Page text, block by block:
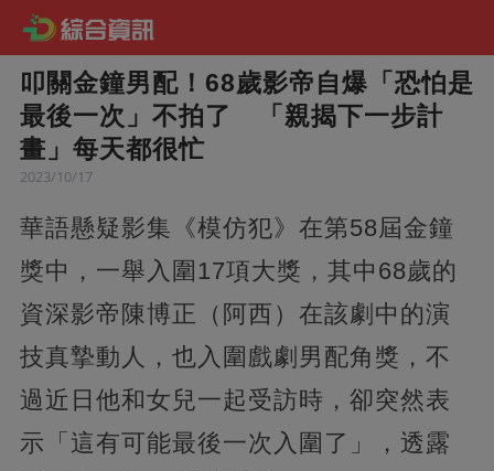
叩關金鐘男配！68歲影帝自爆「恐怕是
最後一次」不拍了 「親揭下一步計
畫」每天都很忙
2023/10/17
華語懸疑影集《模仿犯》在第58屆金鐘
獎中，一舉入圍17項大獎，其中68歲的
資深影帝陳博正（阿西）在該劇中的演
技真摯動人，也入圍戲劇男配角獎，不
過近日他和女兒一起受訪時，卻突然表
示「這有可能最後一次入圍了」，透露